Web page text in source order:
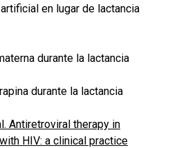
en lugar de lactancia
durante la lactancia
durante la lactancia
Antiretroviral therapy in
HIV: a clinical practice